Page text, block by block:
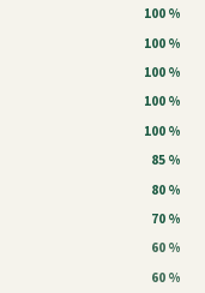
100 %
100 %
100 %
100 %
100 %
85 %
80 %
70 %
60 %
60 %